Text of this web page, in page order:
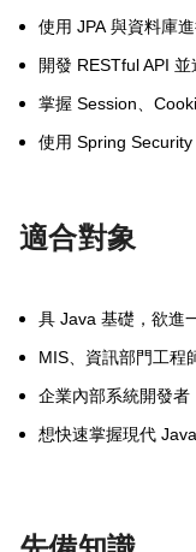
使用 JPA 與資料庫
開發 RESTful API 並
掌握 Session、
使用 Spring Security
適合對象
具 Java 基礎，欲進
MIS、資訊部門工程
企業內部系統開發者
想快速掌握現代